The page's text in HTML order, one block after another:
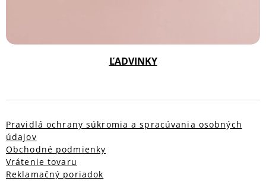
ĽADVINKY
Pravidlá ochrany súkromia a spracúvania osobných
údajov
Obchodné podmienky
Vrátenie tovaru
Reklamačný poriadok